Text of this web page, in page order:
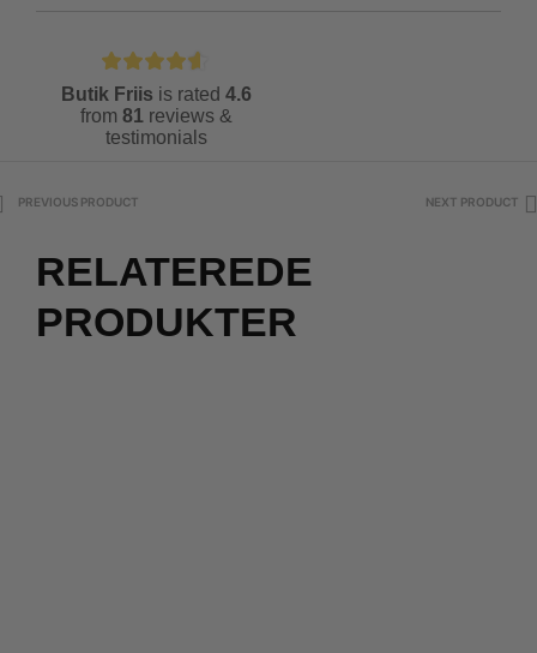
Butik Friis is rated 4.6
from 81 reviews &
testimonials
PREVIOUS PRODUCT NEXT PRODUCT
RELATEREDE
PRODUKTER